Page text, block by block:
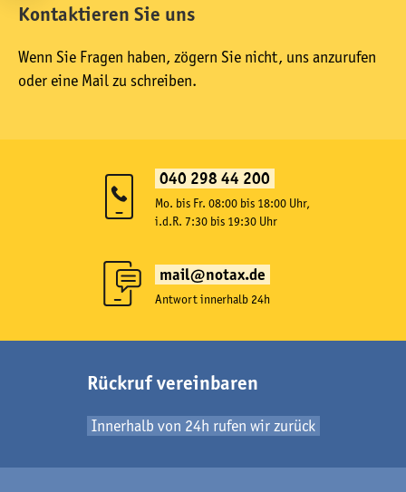
Kontaktieren Sie uns
Wenn Sie Fragen haben, zögern Sie nicht, uns anzurufen
oder eine Mail zu schreiben.
040 298 44 200
Mo. bis Fr. 08:00 bis 18:00 Uhr,
i.d.R. 7:30 bis 19:30 Uhr
mail@notax.de
Antwort innerhalb 24h
Rückruf vereinbaren
Innerhalb von 24h rufen wir zurück